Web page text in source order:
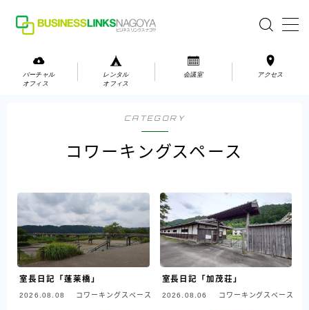
お問い合わせ
お問い合わせ
ご利用の流れ
アクセス
バーチャル
オフィス
レンタル
オフィス
会議室 アクセス
CATEGORY
コワーキングスペース
室長日記「蓬莱橋」
2026.08.08 コワーキングスペース
室長日記「加茂荘」
2026.08.06 コワーキングスペース